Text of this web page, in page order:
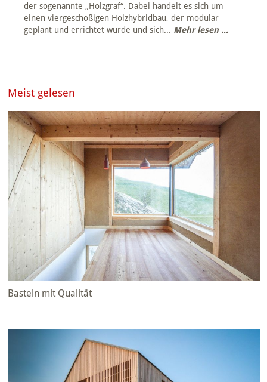
der sogenannte „Holzgraf“. Dabei handelt es sich um
einen viergeschoßigen Holzhybridbau, der modular
geplant und errichtet wurde und sich... Mehr lesen ...
Meist gelesen
Basteln mit Qualität